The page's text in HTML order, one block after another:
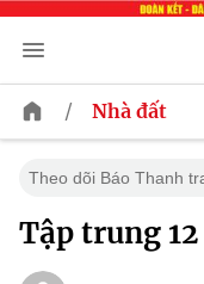
/ Nhà đất
Theo dõi Báo Thanh
Tập trung